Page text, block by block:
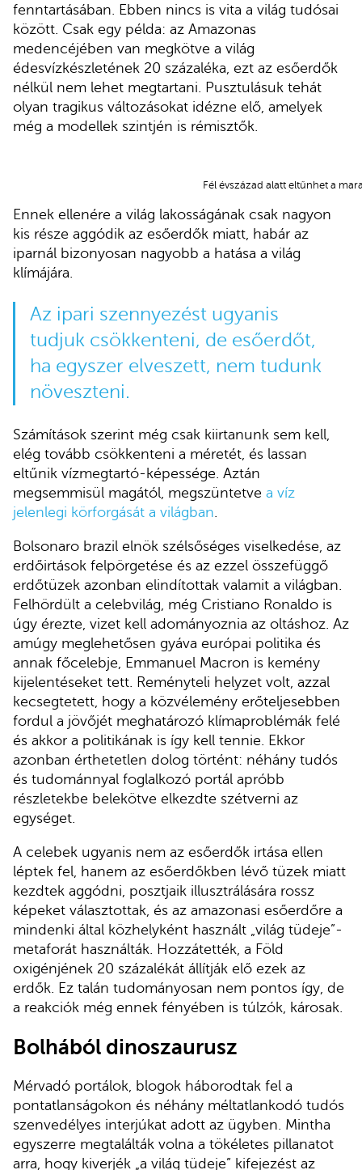
fenntartásában. Ebben nincs is vita a világ tudósai
között. Csak egy példa: az Amazonas
medencéjében van megkötve a világ
édesvízkészletének 20 százaléka, ezt az esőerdők
nélkül nem lehet megtartani. Pusztulásuk tehát
olyan tragikus változásokat idézne elő, amelyek
még a modellek szintjén is rémisztők.
Fél évszázad alatt eltűnhet a
Ennek ellenére a világ lakosságának csak nagyon
kis része aggódik az esőerdők miatt, habár az
iparnál bizonyosan nagyobb a hatása a világ
klímájára.
Az ipari szennyezést ugyanis
tudjuk csökkenteni, de esőerdőt,
ha egyszer elveszett, nem tudunk
növeszteni.
Számítások szerint még csak kiirtanunk sem kell,
elég tovább csökkenteni a méretét, és lassan
eltűnik vízmegtartó-képessége. Aztán
megsemmisül magától, megszüntetve a víz
jelenlegi körforgását a világban.
Bolsonaro brazil elnök szélsőséges viselkedése, az
erdőirtások felpörgetése és az ezzel összefüggő
erdőtüzek azonban elindítottak valamit a világban.
Felhördült a celebvilág, még Cristiano Ronaldo is
úgy érezte, vizet kell adományoznia az oltáshoz. Az
amúgy meglehetősen gyáva európai politika és
annak főcelebje, Emmanuel Macron is kemény
kijelentéseket tett. Reményteli helyzet volt, azzal
kecsegtetett, hogy a közvélemény erőteljesebben
fordul a jövőjét meghatározó klímaproblémák felé
és akkor a politikának is így kell tennie. Ekkor
azonban érthetetlen dolog történt: néhány tudós
és tudománnyal foglalkozó portál apróbb
részletekbe belekötve elkezdte szétverni az
egységet.
A celebek ugyanis nem az esőerdők irtása ellen
léptek fel, hanem az esőerdőkben lévő tüzek miatt
kezdtek aggódni, posztjaik illusztrálására rossz
képeket választottak, és az amazonasi esőerdőre a
mindenki által közhelyként használt „világ tüdeje”-
metaforát használták. Hozzátették, a Föld
oxigénjének 20 százalékát állítják elő ezek az
erdők. Ez talán tudományosan nem pontos így, de
a reakciók még ennek fényében is túlzók, károsak.
Bolhából dinoszaurusz
Mérvadó portálok, blogok háborodtak fel a
pontatlanságokon és néhány méltatlankodó tudós
szenvedélyes interjúkat adott az ügyben. Mintha
egyszerre megtalálták volna a tökéletes pillanatot
arra, hogy kiverjék „a világ tüdeje” kifejezést az